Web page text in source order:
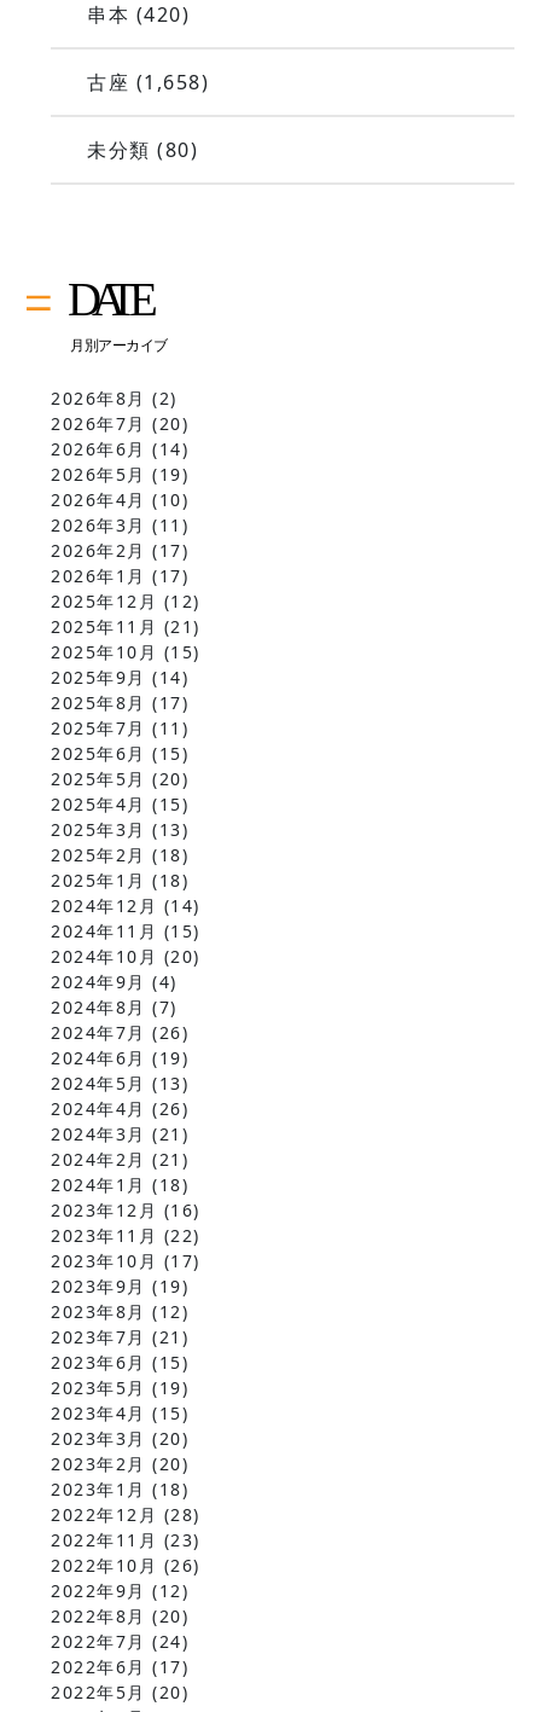
串本 (420)
古座 (1,658)
未分類 (80)
2026年8月 (2)
2026年7月 (20)
2026年6月 (14)
2026年5月 (19)
2026年4月 (10)
2026年3月 (11)
2026年2月 (17)
2026年1月 (17)
2025年12月 (12)
2025年11月 (21)
2025年10月 (15)
2025年9月 (14)
2025年8月 (17)
2025年7月 (11)
2025年6月 (15)
2025年5月 (20)
2025年4月 (15)
2025年3月 (13)
2025年2月 (18)
2025年1月 (18)
2024年12月 (14)
2024年11月 (15)
2024年10月 (20)
2024年9月 (4)
2024年8月 (7)
2024年7月 (26)
2024年6月 (19)
2024年5月 (13)
2024年4月 (26)
2024年3月 (21)
2024年2月 (21)
2024年1月 (18)
2023年12月 (16)
2023年11月 (22)
2023年10月 (17)
2023年9月 (19)
2023年8月 (12)
2023年7月 (21)
2023年6月 (15)
2023年5月 (19)
2023年4月 (15)
2023年3月 (20)
2023年2月 (20)
2023年1月 (18)
2022年12月 (28)
2022年11月 (23)
2022年10月 (26)
2022年9月 (12)
2022年8月 (20)
2022年7月 (24)
2022年6月 (17)
2022年5月 (20)